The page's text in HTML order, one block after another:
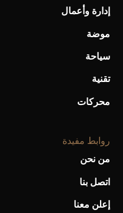
إدارة وأعمال
موضة
سياحة
تقنية
محركات
روابط مفيدة
من نحن
اتصل بنا
إعلن معنا